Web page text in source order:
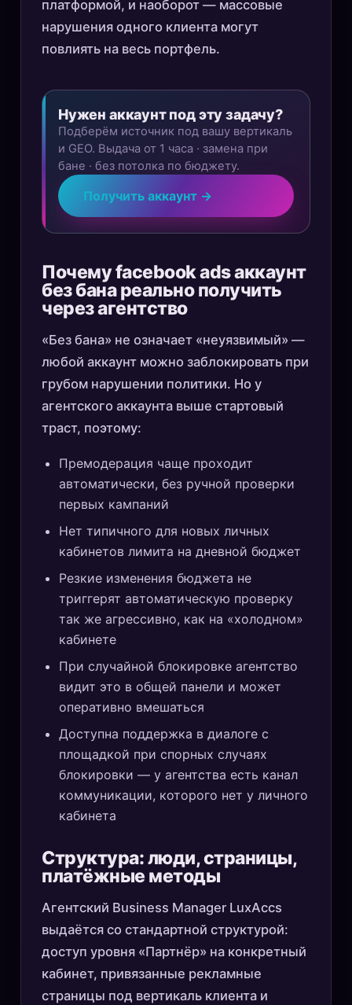
платформой, и наоборот — массовые
нарушения одного клиента могут
повлиять на весь портфель.
Нужен аккаунт под эту задачу?
Подберём источник под вашу вертикаль
и GEO. Выдача от 1 часа · замена при
бане · без потолка по бюджету.
Получить аккаунт →
Почему facebook ads аккаунт
без бана реально получить
через агентство
«Без бана» не означает «неуязвимый» —
любой аккаунт можно заблокировать при
грубом нарушении политики. Но у
агентского аккаунта выше стартовый
траст, поэтому:
Премодерация чаще проходит
автоматически, без ручной проверки
первых кампаний
Нет типичного для новых личных
кабинетов лимита на дневной бюджет
Резкие изменения бюджета не
триггерят автоматическую проверку
так же агрессивно, как на «холодном»
кабинете
При случайной блокировке агентство
видит это в общей панели и может
оперативно вмешаться
Доступна поддержка в диалоге с
площадкой при спорных случаях
блокировки — у агентства есть канал
коммуникации, которого нет у личного
кабинета
Структура: люди, страницы,
платёжные методы
Агентский Business Manager LuxAccs
выдаётся со стандартной структурой:
доступ уровня «Партнёр» на конкретный
кабинет, привязанные рекламные
страницы под вертикаль клиента и